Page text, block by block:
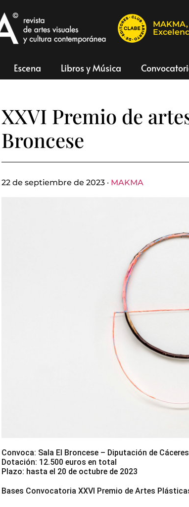
Escena Libros y Música
XXVI Premio de
Broncese
22 de septiembre de 2023 · MAKMA
Convoca: Sala El Broncese – Diputación de Cáceres
Dotación: 12.500 euros en total
Plazo: hasta el 20 de octubre de 2023
Bases Convocatoria XXVI Premio de Artes